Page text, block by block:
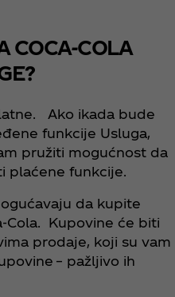
COCA-COLA
Ako ikada bude
funkcije Usluga,
pružiti mogućnost da
plaćene funkcije.
da kupite
Kupovine će biti
prodaje, koji su vam
– pažljivo ih